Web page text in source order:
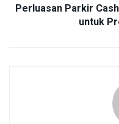
Perluasan Parkir
untuk